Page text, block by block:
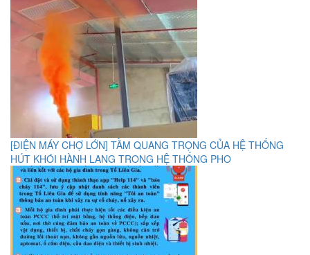
[ĐIỆN MÁY CHỢ LỚN] TẦM QUANG TRỌNG CỦA HỆ THỐNG
HÚT KHÓI HÀNH LANG TRONG HỆ THỐNG PHO